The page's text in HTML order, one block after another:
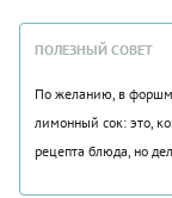
ПОЛЕЗНЫЙ СОВЕТ
По желанию, в
лимонный сок: это,
рецепта блюда, но